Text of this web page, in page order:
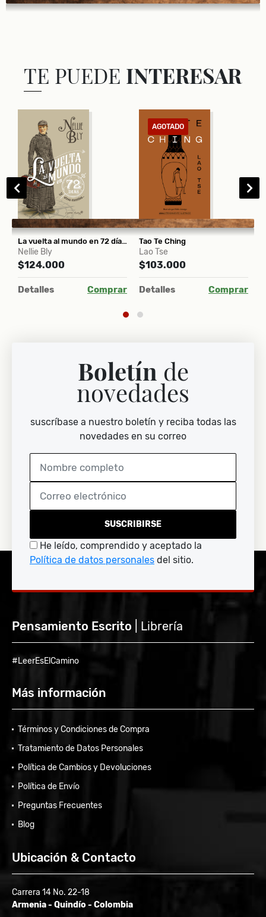
TE PUEDE INTERESAR
La vuelta al mundo en 72 días Y otros escritos
Nellie Bly
$124.000
Detalles Comprar
AGOTADO
Tao Te Ching
Lao Tse
$103.000
Detalles Comprar
Boletín de
novedades
suscríbase a nuestro boletín y reciba todas las
novedades en su correo
SUSCRIBIRSE
He leído, comprendido y aceptado la
Política de datos personales del sitio.
Pensamiento Escrito | Librería
#LeerEsElCamino
Más información
Términos y Condiciones de Compra
Tratamiento de Datos Personales
Política de Cambios y Devoluciones
Política de Envío
Preguntas Frecuentes
Blog
Ubicación & Contacto
Carrera 14 No. 22-18
Armenia - Quindío - Colombia